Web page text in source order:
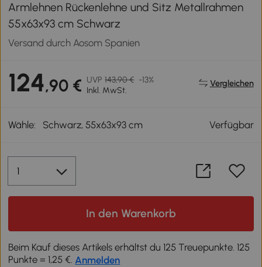
Armlehnen Rückenlehne und Sitz Metallrahmen
55x63x93 cm Schwarz
Versand durch Aosom Spanien
124,90 € UVP 143,90 € -13%
Inkl. MwSt.
Vergleichen
Wähle: Schwarz, 55x63x93 cm Verfügbar
In den Warenkorb
Beim Kauf dieses Artikels erhältst du 125 Treuepunkte. 125
Punkte = 1,25 €. Anmelden